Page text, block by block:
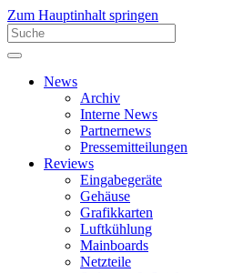
Zum Hauptinhalt springen
News
Archiv
Interne News
Partnernews
Pressemitteilungen
Reviews
Eingabegeräte
Gehäuse
Grafikkarten
Luftkühlung
Mainboards
Netzteile